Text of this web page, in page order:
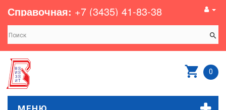
Справочная: +7 (3435) 41-83-38
0